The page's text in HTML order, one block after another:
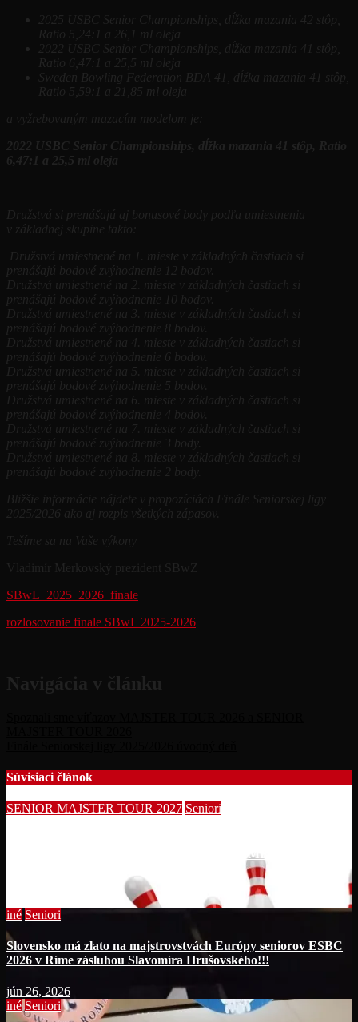
2025 USBC Senior Championships, dĺžka mazania 42 stôp,
Ratio 5,24:1 a 26,1 ml oleja
2022 USBC Senior Championships, dĺžka mazania 41 stôp,
Ratio 6,47:1 a 25,5 ml oleja
Sweden Bowling Federation BDA 41, dĺžka mazania 41 stôp,
Ratio 5,59:1 a 21,85 ml oleja
a vyžrebovaným mazacím modelom je:
2022 USBC Senior Championships, dĺžka mazania 41 stôp, Ratio
6,47:1 a 25,5 ml oleja
Družstvá si prenášajú aj bonusové body podľa umiestnenia
v základnej skupine takto:
Družstvá umiestnené na 1. mieste v základných častiach si
prenášajú bodové zvýhodnenie 12 bodov.
Družstvá umiestnené na 2. mieste v základných častiach si
prenášajú bodové zvýhodnenie 10 bodov.
Družstvá umiestnené na 3. mieste v základných častiach si
prenášajú bodové zvýhodnenie 8 bodov.
Družstvá umiestnené na 4. mieste v základných častiach si
prenášajú bodové zvýhodnenie 6 bodov.
Družstvá umiestnené na 5. mieste v základných častiach si
prenášajú bodové zvýhodnenie 5 bodov.
Družstvá umiestnené na 6. mieste v základných častiach si
prenášajú bodové zvýhodnenie 4 bodov.
Družstvá umiestnené na 7. mieste v základných častiach si
prenášajú bodové zvýhodnenie 3 body.
Družstvá umiestnené na 8. mieste v základných častiach si
prenášajú bodové zvýhodnenie 2 body.
Bližšie informácie nájdete v propozíciách Finále Seniorskej ligy
2025/2026 ako aj rozpis všetkých zápasov.
Tešíme sa na Vaše výkony
Vladimír Merkovský prezident SBwZ
SBwL_2025_2026_finale
rozlosovanie finale SBwL 2025-2026
Navigácia v článku
Súvisiaci článok
SENIOR MAJSTER TOUR 2027 Seniori
MS seniorov 2027 v Thajsku turnajom SUMMER BOWLING
iné Seniori
Slovensko má zlato na majstrovstvách Európy seniorov ESBC
2026 v Ríme zásluhou Slavomíra Hrušovského!!!
jún 26, 2026
iné Seniori